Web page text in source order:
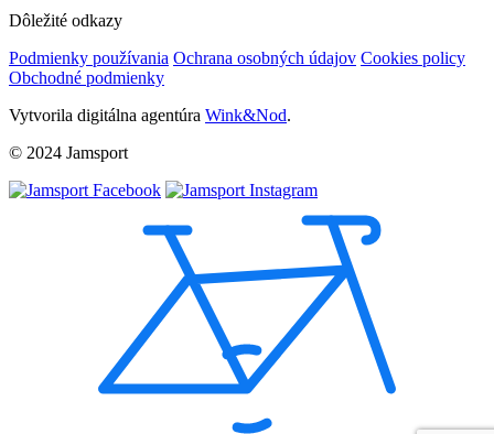
Dôležité odkazy
Podmienky používania Ochrana osobných údajov Cookies policy
Obchodné podmienky
Vytvorila digitálna agentúra Wink&Nod.
© 2024 Jamsport